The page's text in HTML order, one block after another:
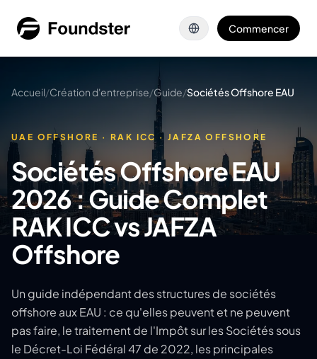
Commencer
Accueil/Création d'entreprise/Guide/Sociétés Offshore EAU
UAE OFFSHORE · RAK ICC · JAFZA OFFSHORE
Sociétés Offshore EAU
2026 : Guide Complet
RAK ICC vs JAFZA
Offshore
Un guide indépendant des structures de sociétés
offshore aux EAU : ce qu'elles peuvent et ne peuvent
pas faire, le traitement de l'Impôt sur les Sociétés sous
le Décret-Loi Fédéral 47 de 2022, les principales